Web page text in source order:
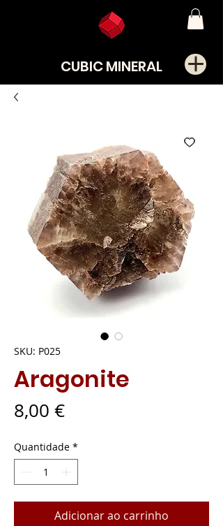
CUBIC MINERAL
SKU: P025
Aragonite
8,00 €Preço
Quantidade *
Adicionar ao carrinho